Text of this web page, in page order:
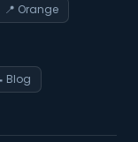
📍 Orange
Blog